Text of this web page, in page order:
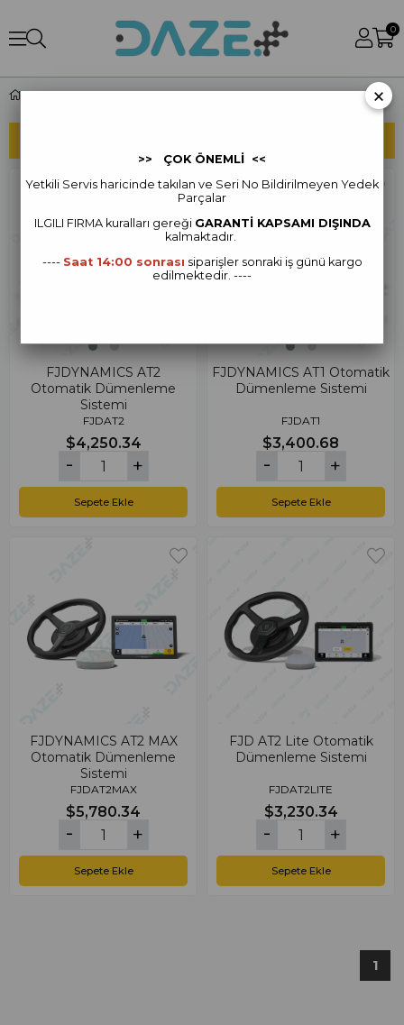
0
FJD Otomatik Dümenleme
FJDYNAMICS AT2
Otomatik Dümenleme
Sistemi
FJDAT2
$4,250.34
Sepete Ekle
FJDYNAMICS AT1 Otomatik
Dümenleme Sistemi
FJDAT1
$3,400.68
Sepete Ekle
FJDYNAMICS AT2 MAX
Otomatik Dümenleme
Sistemi
FJDAT2MAX
$5,780.34
Sepete Ekle
FJD AT2 Lite Otomatik
Dümenleme Sistemi
FJDAT2LITE
$3,230.34
Sepete Ekle
1
×
>> ÇOK ÖNEMLİ <<
Yetkili Servis haricinde takılan ve Seri No Bildirilmeyen Yedek
Parçalar
ILGILI FIRMA kuralları gereği GARANTİ KAPSAMI DIŞINDA
kalmaktadır.
---- Saat 14:00 sonrası siparişler sonraki iş günü kargo
edilmektedir. ----